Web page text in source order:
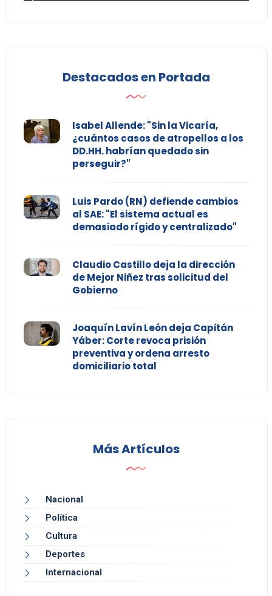
Destacados en Portada
Isabel Allende: "Sin la Vicaría,
¿cuántos casos de atropellos a los
DD.HH. habrían quedado sin
perseguir?"
Luis Pardo (RN) defiende cambios
al SAE: "El sistema actual es
demasiado rígido y centralizado"
Claudio Castillo deja la dirección
de Mejor Niñez tras solicitud del
Gobierno
Joaquín Lavín León deja Capitán
Yáber: Corte revoca prisión
preventiva y ordena arresto
domiciliario total
Más Artículos
Nacional
Política
Cultura
Deportes
Internacional